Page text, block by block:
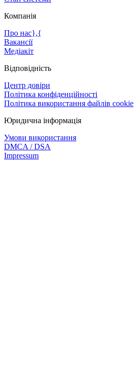
Компанія
Про нас},{
Вакансії
Медіакіт
Відповідність
Центр довіри
Політика конфіденційності
Політика використання файлів cookie
Юридична інформація
Умови використання
DMCA / DSA
Impressum